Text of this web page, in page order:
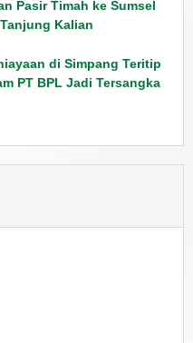
Pasir Timah ke Sumsel
Kalian
di Simpang Teritip
PT BPL Jadi Tersangka